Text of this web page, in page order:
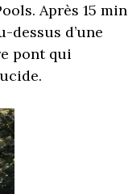
Après 15 min
d’une
pont qui